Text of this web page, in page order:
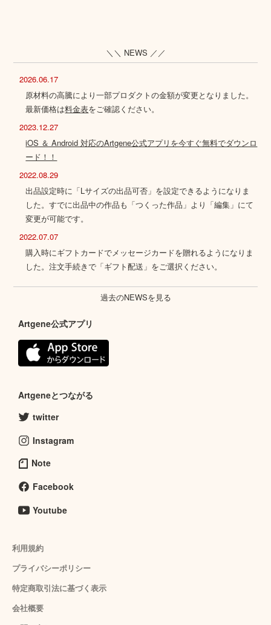
＼＼ NEWS ／／
2026.06.17
原材料の高騰により一部プロダクトの金額が変更となりました。
最新価格は料金表をご確認ください。
2023.12.27
iOS ＆ Android 対応のArtgene公式アプリを今すぐ無料でダウンロ
ード！！
2022.08.29
出品設定時に「Lサイズの出品可否」を設定できるようになりま
した。すでに出品中の作品も「つくった作品」より「編集」にて
変更が可能です。
2022.07.07
購入時にギフトカードでメッセージカードを贈れるようになりま
した。注文手続きで「ギフト配送」をご選択ください。
過去のNEWSを見る
Artgene公式アプリ
Artgeneとつながる
twitter
Instagram
Note
Facebook
Youtube
利用規約
プライバシーポリシー
特定商取引法に基づく表示
会社概要